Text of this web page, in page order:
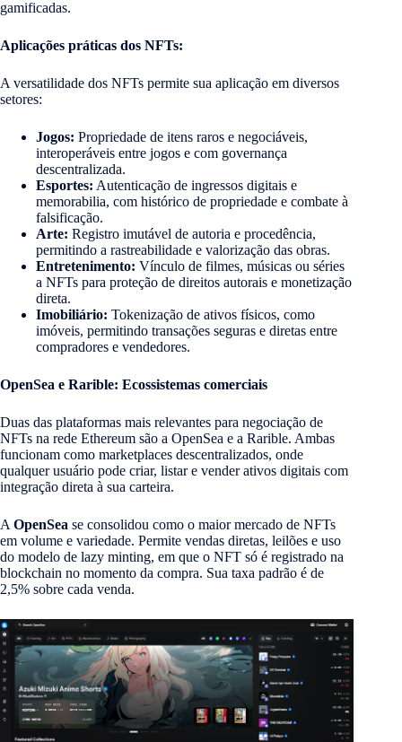
gamificadas.
Aplicações práticas dos NFTs:
A versatilidade dos NFTs permite sua aplicação em diversos
setores:
Jogos: Propriedade de itens raros e negociáveis,
interoperáveis entre jogos e com governança
descentralizada.
Esportes: Autenticação de ingressos digitais e
memorabilia, com histórico de propriedade e combate à
falsificação.
Arte: Registro imutável de autoria e procedência,
permitindo a rastreabilidade e valorização das obras.
Entretenimento: Vínculo de filmes, músicas ou séries
a NFTs para proteção de direitos autorais e monetização
direta.
Imobiliário: Tokenização de ativos físicos, como
imóveis, permitindo transações seguras e diretas entre
compradores e vendedores.
OpenSea e Rarible: Ecossistemas comerciais
Duas das plataformas mais relevantes para negociação de
NFTs na rede Ethereum são a OpenSea e a Rarible. Ambas
funcionam como marketplaces descentralizados, onde
qualquer usuário pode criar, listar e vender ativos digitais com
integração direta à sua carteira.
A OpenSea se consolidou como o maior mercado de NFTs
em volume e variedade. Permite vendas diretas, leilões e uso
do modelo de lazy minting, em que o NFT só é registrado na
blockchain no momento da compra. Sua taxa padrão é de
2,5% sobre cada venda.